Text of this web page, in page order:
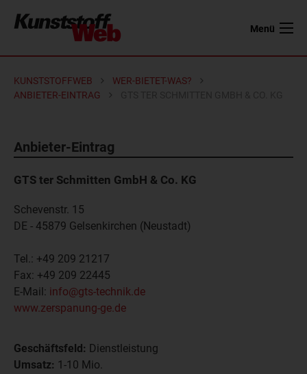
Menü
KUNSTSTOFFWEB
WER-BIETET-WAS?
ANBIETER-EINTRAG
Anbieter-Eintrag
GTS ter Schmitten GmbH & Co. KG
Schevenstr. 15
DE - 45879 Gelsenkirchen (Neustadt)
Tel.: +49 209 21217
Fax: +49 209 22445
E-Mail: info@gts-technik.de
www.zerspanung-ge.de
Geschäftsfeld: Dienstleistung
Umsatz: 1-10 Mio.